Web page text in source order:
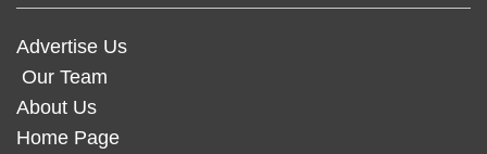
Advertise Us
Our Team
About Us
Home Page